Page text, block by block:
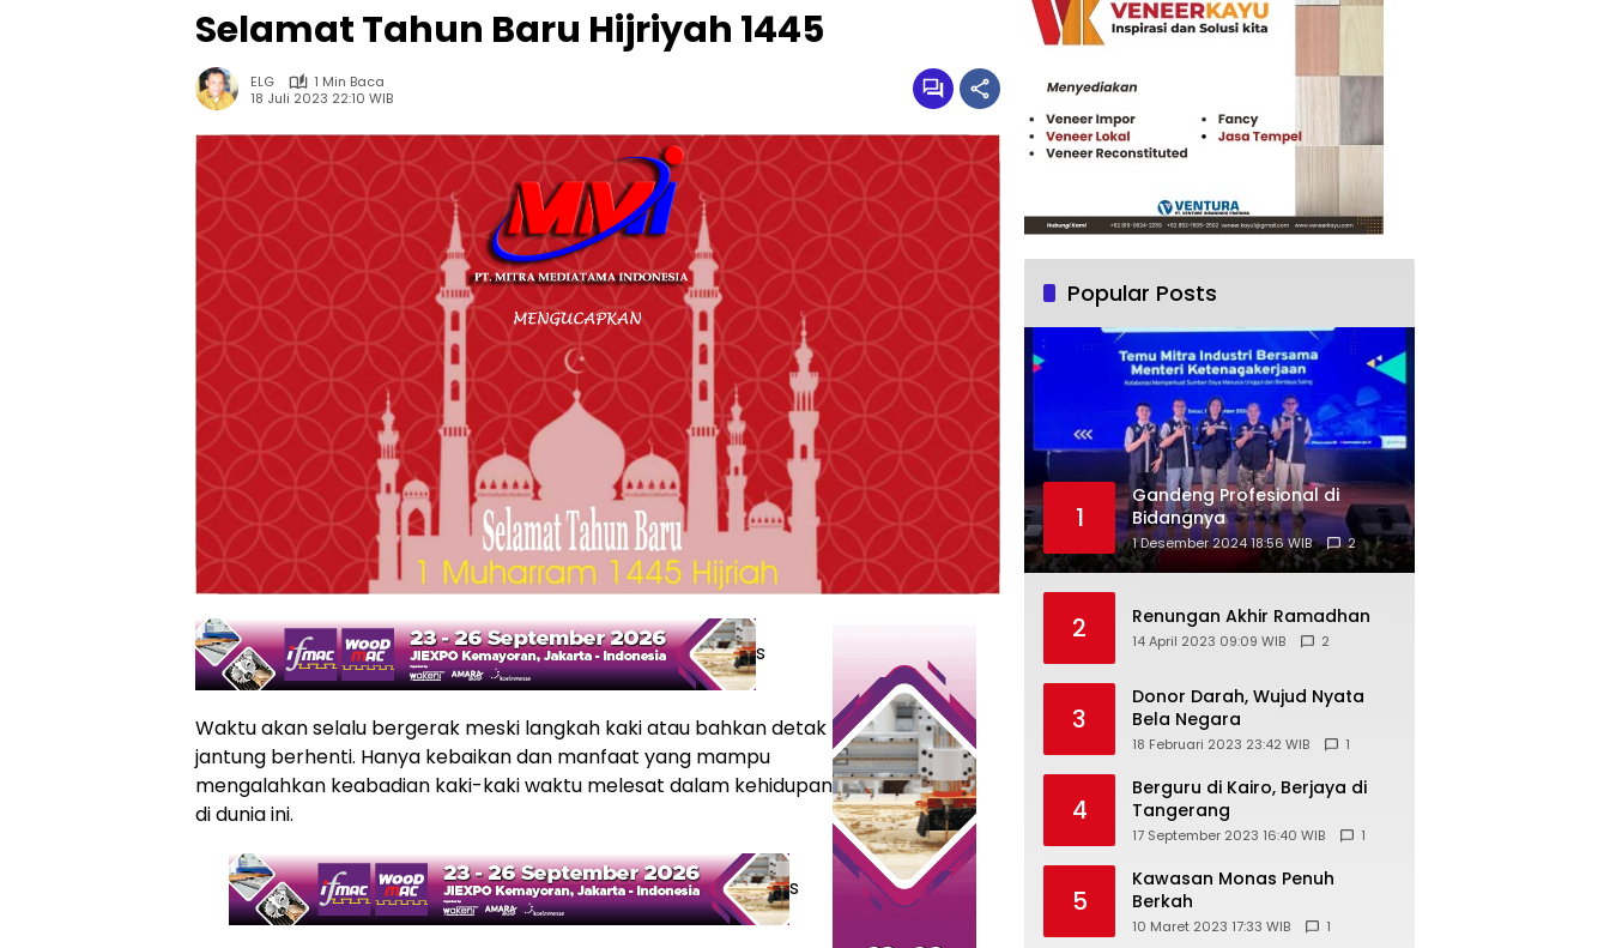
Selamat Tahun Baru Hijriyah 1445
ELG
1 Min Baca
18 Juli 2023 22:10 WIB
s
Waktu akan selalu bergerak meski langkah kaki atau bahkan detak
jantung berhenti. Hanya kebaikan dan manfaat yang mampu
mengalahkan keabadian kaki-kaki waktu melesat dalam kehidupan
di dunia ini.
s
Popular Posts
1
Gandeng Profesional di
Bidangnya
1 Desember 2024 18:56 WIB 2
2 Renungan Akhir Ramadhan
14 April 2023 09:09 WIB 2
3
Donor Darah, Wujud Nyata
Bela Negara
18 Februari 2023 23:42 WIB 1
4
Berguru di Kairo, Berjaya di
Tangerang
17 September 2023 16:40 WIB 1
5
Kawasan Monas Penuh
Berkah
10 Maret 2023 17:33 WIB 1